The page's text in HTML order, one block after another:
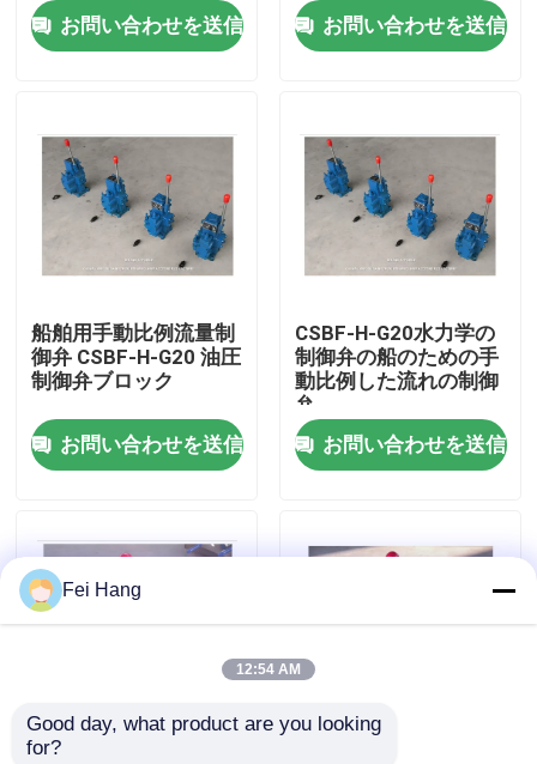
製品
企業情報
品質管理
お問い合わせ
マリンエアベントヘッド
マリン缶浄水フィルター
海洋の海水のこし器
お問い合わせを送信
お問い合わせを送信
船舶用手動比例流量制
御弁 CSBF-H-G20 油圧
制御弁ブロック
お問い合わせを送信
CSBF-H-G20水力学の
制御弁の船のための手
動比例した流れの制御
弁
お問い合わせを送信
水力学の制御弁の船
Fei Hang
12:54 AM
Good day, what product are you looking
for?